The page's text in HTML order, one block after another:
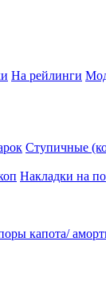
На рейлинги
Ступичные
Накладки на
капота/